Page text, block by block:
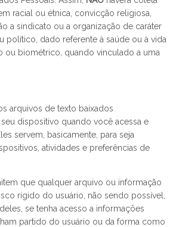
racial ou étnica, convicção religiosa,
a sindicato ou a organização de caráter
político, dado referente à saúde ou à vida
ou biométrico, quando vinculado a uma
arquivos de texto baixados
dispositivo quando você acessa e
servem, basicamente, para seja
atividades e preferências de
que qualquer arquivo ou informação
rígido do usuário, não sendo possível,
se tenha acesso a informações
partido do usuário ou da forma como